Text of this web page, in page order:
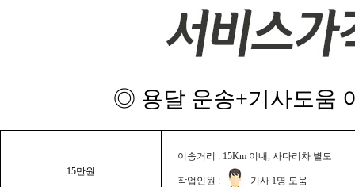
◎ 용달 운송+기사도움
15만원
이송거리 : 15Km 이내, 사다리차 별도
작업인원 : 기사 1명 도움